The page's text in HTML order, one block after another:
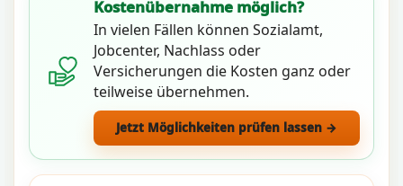
Kostenübernahme möglich?
In vielen Fällen können Sozialamt,
Jobcenter, Nachlass oder
Versicherungen die Kosten ganz oder
teilweise übernehmen.
Jetzt Möglichkeiten prüfen lassen →